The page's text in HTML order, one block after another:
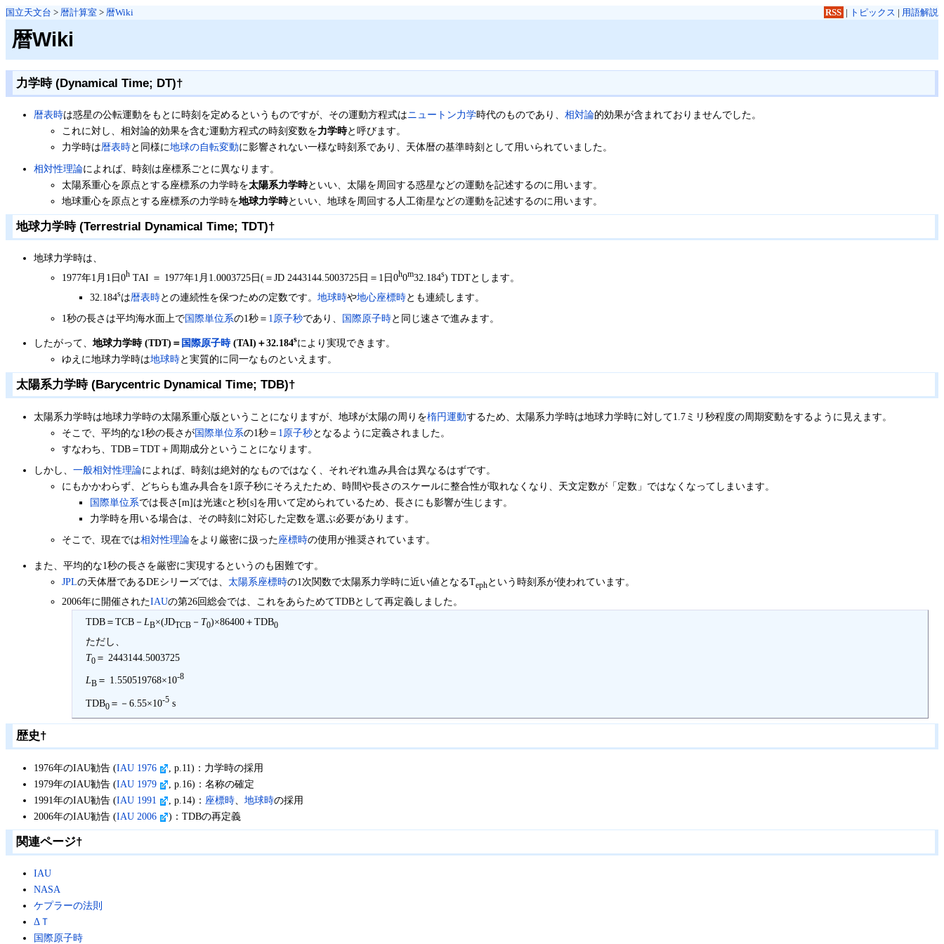
国立天文台 > 暦計算室 > 暦Wiki RSS | トピックス | 用語解説
暦Wiki
力学時 (Dynamical Time; DT)†
暦表時は惑星の公転運動をもとに時刻を定めるというものですが、その運動方程式はニュートン力学時代のものであり、 相対論的効果が含まれておりませんでした。
これに対し、相対論的効果を含む運動方程式の時刻変数を力学時と呼びます。
力学時は暦表時と同様に地球の自転変動に影響されない一様な時刻系であり、天体暦の基準時刻として用いられていました。
相対性理論によれば、時刻は座標系ごとに異なります。
太陽系重心を原点とする座標系の力学時を太陽系力学時といい、太陽を周回する惑星などの運動を記述するのに用います。
地球重心を原点とする座標系の力学時を地球力学時といい、地球を周回する人工衛星などの運動を記述するのに用います。
地球力学時 (Terrestrial Dynamical Time; TDT)†
地球力学時は、
1977年1月1日0h TAI ＝ 1977年1月1.0003725日(＝JD 2443144.5003725日＝1日0h0m32.184s) TDTとします。
32.184sは暦表時との連続性を保つための定数です。 地球時や地心座標時とも連続します。
1秒の長さは平均海水面上で国際単位系の1秒＝ 1原子秒であり、 国際原子時と同じ速さで進みます。
したがって、 地球力学時 (TDT)＝ 国際原子時(TAI)＋32.184sにより実現できます。
ゆえに地球力学時は地球時と実質的に同一なものといえます。
太陽系力学時 (Barycentric Dynamical Time; TDB)†
太陽系力学時は地球力学時の太陽系重心版ということになりますが、地球が太陽の周りを楕円運動するため、太陽系力学時は地球力学時に対して1.7ミリ秒程度の周期変動をするように見えます。
そこで、平均的な1秒の長さが国際単位系の1秒＝ 1原子秒となるように定義されました。
すなわち、TDB＝TDT＋周期成分ということになります。
しかし、 一般相対性理論によれば、時刻は絶対的なものではなく、それぞれ進み具合は異なるはずです。
にもかかわらず、どちらも進み具合を1原子秒にそろえたため、時間や長さのスケールに整合性が取れなくなり、天文定数が「定数」ではなくなってしまいます。
国際単位系では長さ[m]は光速cと秒[s]を用いて定められているため、長さにも影響が生じます。
力学時を用いる場合は、その時刻に対応した定数を選ぶ必要があります。
そこで、現在では相対性理論をより厳密に扱った座標時の使用が推奨されています。
また、平均的な1秒の長さを厳密に実現するというのも困難です。
JPLの天体暦であるDEシリーズでは、 太陽系座標時の1次関数で太陽系力学時に近い値となるTephという時刻系が使われています。
2006年に開催されたIAUの第26回総会では、これをあらためてTDBとして再定義しました。
TDB＝TCB－ LB×(JDTCB － T0)×86400＋TDB0
ただし、
T0 ＝ 2443144.5003725
LB ＝ 1.550519768×10-8
TDB0 ＝－6.55×10-5 s
歴史†
1976年のIAU勧告 (IAU 1976
, p.11)：力学時の採用
1979年のIAU勧告 (IAU 1979
, p.16)：名称の確定
1991年のIAU勧告 (IAU 1991 , p.14)： 座標時 地球時の採用
2006年のIAU勧告 (IAU 2006 )：TDBの再定義
関連ページ†
IAU
NASA
ケプラーの法則
ΔＴ
国際原子時